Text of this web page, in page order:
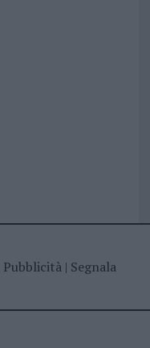
Pubblicità| Segnala